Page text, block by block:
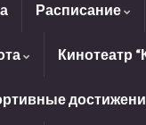
Расписание
Кинотеатр